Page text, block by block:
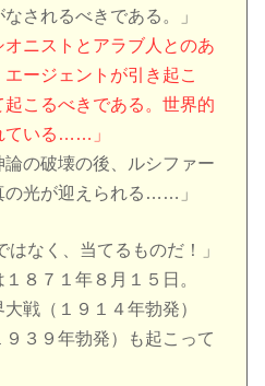
されるべきである。」
オニストとアラブ人とのあ
ージェントが引き起こ
こるべきである。世界的
ている……」
論の破壊の後、ルシファー
の光が迎えられる……」
なく、当てるものだ！」
８７１年８月１５日。
戦（１９１４年勃発）
３９年勃発）も起こって